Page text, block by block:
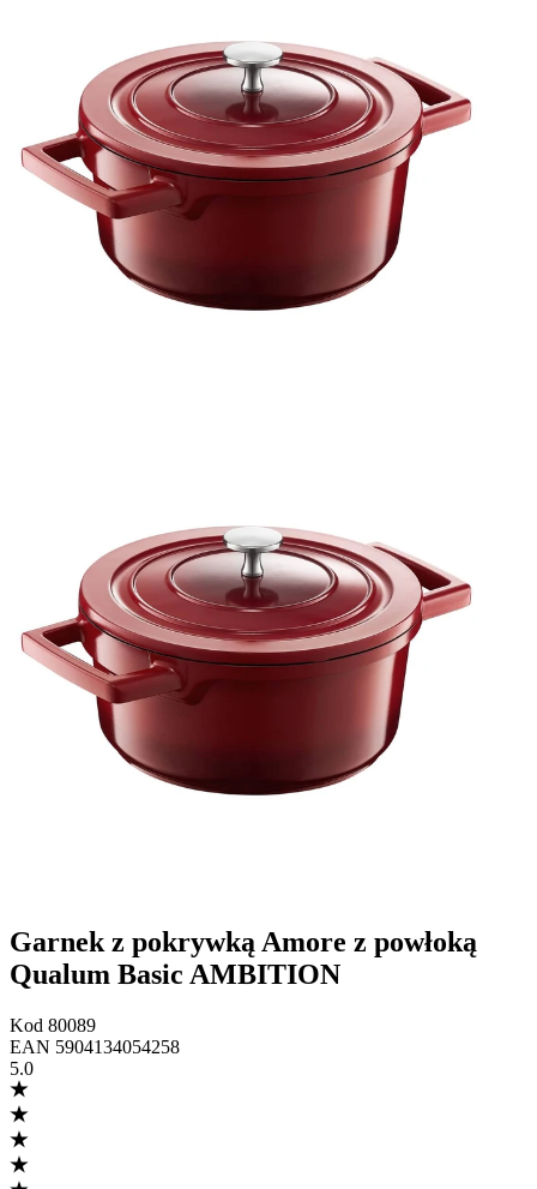
Garnek z pokrywką Amore z powłoką
Qualum Basic AMBITION
Kod 80089
EAN 5904134054258
5.0